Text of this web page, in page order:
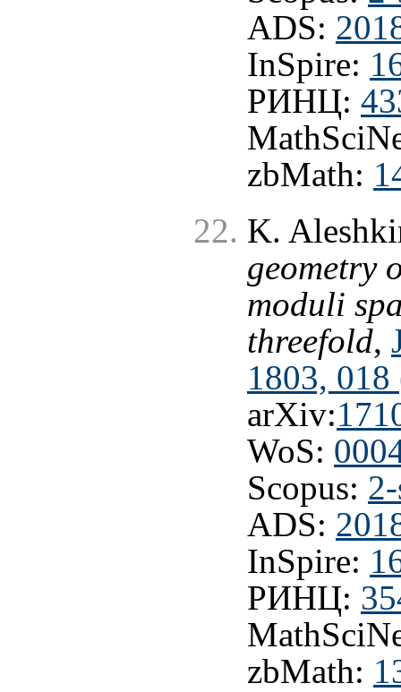
ADS:
InSpire:
РИНЦ:
zbMath:
K.
geometry
moduli
threefold,
1803,
arXiv:
WoS:
Scopus:
ADS:
InSpire:
РИНЦ:
zbMath: